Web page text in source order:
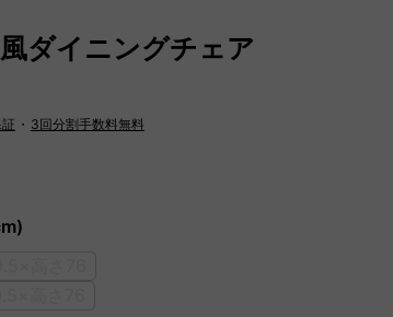
ダイニングチェア
・ 3回分割手数料無料